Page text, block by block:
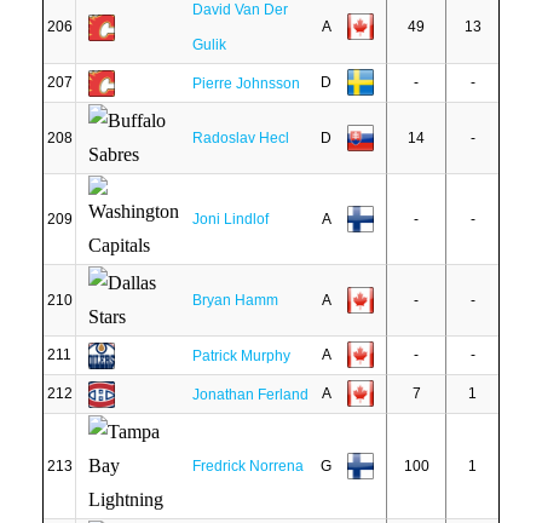
206
David Van Der
Gulik
A 49 13
207 Pierre Johnsson D - -
208 Radoslav Hecl D 14 -
209 Joni Lindlof A - -
210 Bryan Hamm A - -
211 Patrick Murphy A - -
212 Jonathan Ferland A 7 1
213 Fredrick Norrena G 100 1